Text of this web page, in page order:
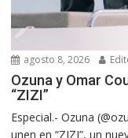
agosto 8, 2026
Ozuna y Omar
“ZIZI”
Especial.- Ozuna
unen en “ZIZI”, un